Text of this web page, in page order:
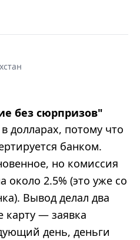
без сюрпризов"
долларах, потому что
банком.
но комиссия
около 2.5% (это уже со
Вывод делал два
карту — заявка
день, деньги